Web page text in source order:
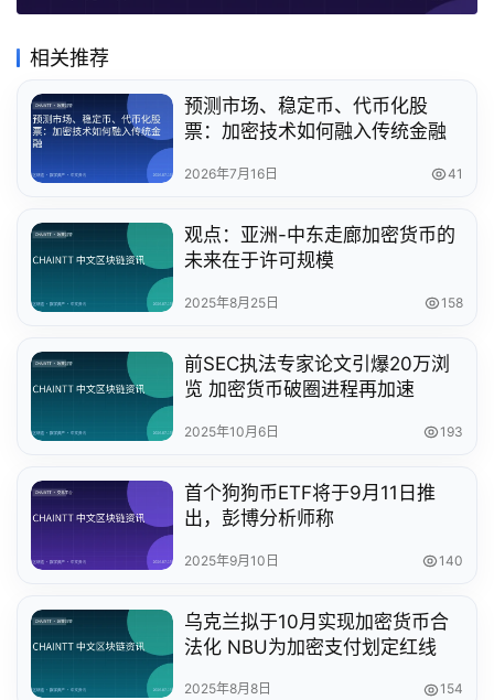
相关推荐
预测市场、稳定币、代币化股
票：加密技术如何融入传统金融
2026年7月16日 41
观点：亚洲-中东走廊加密货币的
未来在于许可规模
2025年8月25日 158
前SEC执法专家论文引爆20万浏
览 加密货币破圈进程再加速
2025年10月6日 193
首个狗狗币ETF将于9月11日推
出，彭博分析师称
2025年9月10日 140
乌克兰拟于10月实现加密货币合
法化 NBU为加密支付划定红线
2025年8月8日 154